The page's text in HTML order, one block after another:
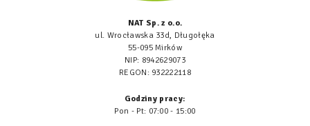
NAT Sp. z o.o.
ul. Wrocławska 33d, Długołęka
55-095 Mirków
NIP: 8942629073
REGON: 932222118
Godziny pracy:
Pon - Pt: 07:00 - 15:00